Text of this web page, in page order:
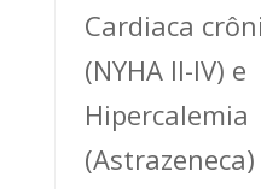
Cardiaca
(NYHA II-IV) e
Hipercalemia
(Astrazeneca)